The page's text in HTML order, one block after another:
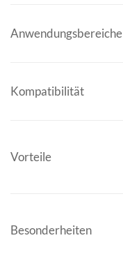
Anwendungsbereiche
Kompatibilität
Vorteile
Besonderheiten